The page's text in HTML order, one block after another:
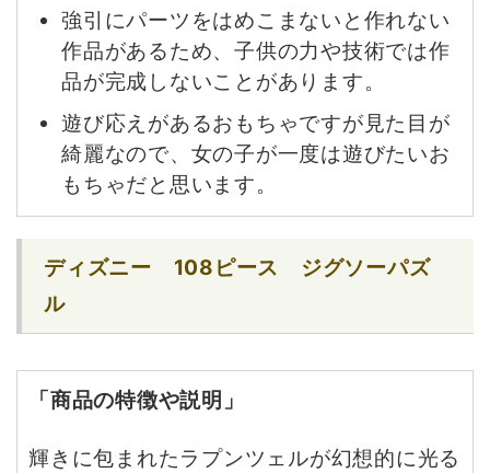
強引にパーツをはめこまないと作れない
作品があるため、子供の力や技術では作
品が完成しないことがあります。
遊び応えがあるおもちゃですが見た目が
綺麗なので、女の子が一度は遊びたいお
もちゃだと思います。
ディズニー 108ピース ジグソーパズ
ル
「商品の特徴や説明」
輝きに包まれたラプンツェルが幻想的に光る